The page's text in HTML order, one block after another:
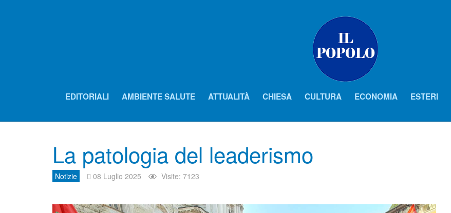
EDITORIALI AMBIENTE SALUTE ATTUALITÀ CHIESA CULTURA ECONOMIA ESTERI
La patologia del leaderismo
Notizie 08 Luglio 2025 Visite: 7123